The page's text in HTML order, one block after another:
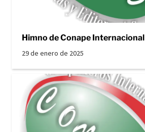
Himno de Conape Internacional
29 de enero de 2025